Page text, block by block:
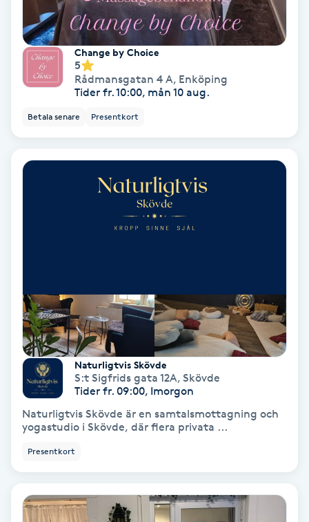
Toning
Torr hårbotten
Vaccination
Vampyrbehandling
Vaxning
Vaxning brasiliansk
Veterinär
Vibrationsmassage
Change by Choice
5
Rådmansgatan 4 A, Enköping
Tider fr. 10:00, mån 10 aug.
Betala senare Presentkort
Naturligtvis Skövde
S:t Sigfrids gata 12A, Skövde
Tider fr. 09:00, Imorgon
Naturligtvis Skövde är en samtalsmottagning och
yogastudio i Skövde, där flera privata ...
Presentkort